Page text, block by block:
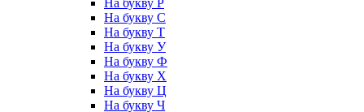
На букву Р
На букву С
На букву Т
На букву У
На букву Ф
На букву Х
На букву Ц
На букву Ч